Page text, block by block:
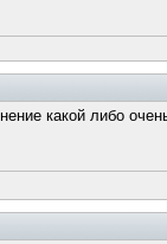
какой либо